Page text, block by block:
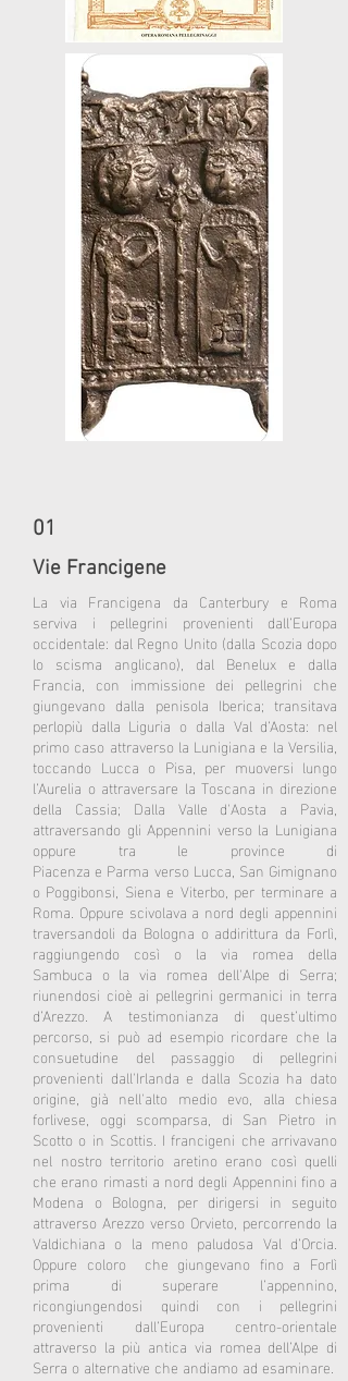
01
Vie Francigene
La via Francigena da Canterbury e Roma
serviva i pellegrini provenienti dall’Europa
occidentale: dal Regno Unito (dalla Scozia dopo
lo scisma anglicano), dal Benelux e dalla
Francia, con immissione dei pellegrini che
giungevano dalla penisola Iberica; transitava
perlopiù dalla Liguria o dalla Val d’Aosta: nel
primo caso attraverso la Lunigiana e la Versilia,
toccando Lucca o Pisa, per muoversi lungo
l’Aurelia o attraversare la Toscana in direzione
della Cassia; Dalla Valle d'Aosta a Pavia,
attraversando gli Appennini verso la Lunigiana
oppure tra le province di
Piacenza e Parma verso Lucca, San Gimignano
o Poggibonsi, Siena e Viterbo, per terminare a
Roma. Oppure scivolava a nord degli appennini
traversandoli da Bologna o addirittura da Forlì,
raggiungendo così o la via romea della
Sambuca o la via romea dell'Alpe di Serra;
riunendosi cioè ai pellegrini germanici in terra
d’Arezzo. A testimonianza di quest’ultimo
percorso, si può ad esempio ricordare che la
consuetudine del passaggio di pellegrini
provenienti dall'Irlanda e dalla Scozia ha dato
origine, già nell'alto medio evo, alla chiesa
forlivese, oggi scomparsa, di San Pietro in
Scotto o in Scottis. I francigeni che arrivavano
nel nostro territorio aretino erano così quelli
che erano rimasti a nord degli Appennini fino a
Modena o Bologna, per dirigersi in seguito
attraverso Arezzo verso Orvieto, percorrendo la
Valdichiana o la meno paludosa Val d’Orcia.
Oppure coloro che giungevano fino a Forlì
prima di superare l’appennino,
ricongiungendosi quindi con i pellegrini
provenienti dall’Europa centro-orientale
attraverso la più antica via romea dell’Alpe di
Serra o alternative che andiamo ad esaminare.